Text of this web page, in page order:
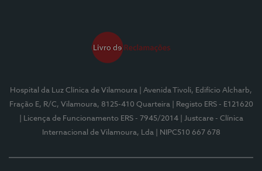
Hospital da Luz Clínica de Vilamoura
| Avenida Tivoli, Edifício Alcharb,
Fração E, R/C, Vilamoura, 8125-410 Quarteira
| Registo ERS - E121620
| Licença de Funcionamento ERS - 7945/2014
| Justcare - Clínica
Internacional de Vilamoura, Lda
| NIPC510 667 678